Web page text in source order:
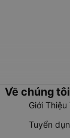
Về chúng tôi
Giới
Tuyển